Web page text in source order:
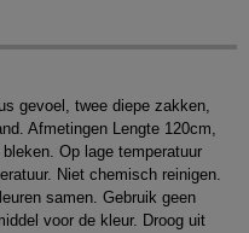
gevoel, twee diepe zakken,
Afmetingen Lengte 120cm,
Op lage temperatuur
Niet chemisch reinigen.
samen. Gebruik geen
voor de kleur. Droog uit